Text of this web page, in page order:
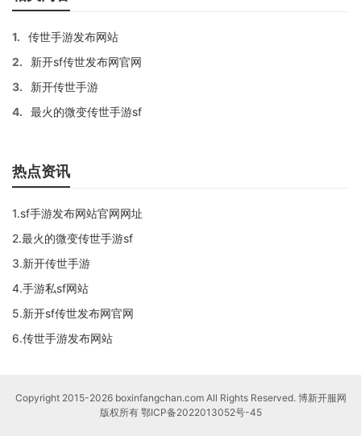
1.
传世手游发布网站
2.
新开sf传世发布网官网
3.
新开传世手游
4.
最火的微变传世手游sf
热点资讯
1.sf手游发布网站官网网址
2.最火的微变传世手游sf
3.新开传世手游
4.手游私sf网站
5.新开sf传世发布网官网
6.传世手游发布网站
Copyright 2015-2026 boxinfangchan.com All Rights Reserved. 博新开服网
版权所有 鄂ICP备2022013052号-45